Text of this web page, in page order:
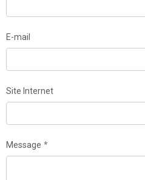
E-mail
Site Internet
Message